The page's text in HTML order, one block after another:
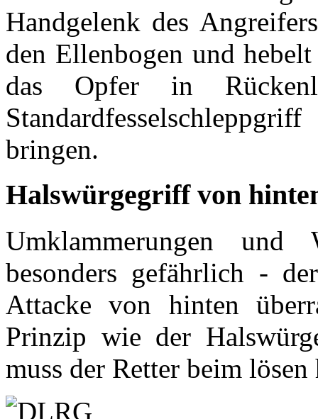
Handgelenk des
den Ellenbogen und
das Opfer in
bringen.
Halswürgegriff von
Umklammerungen
besonders gefährlich -
Attacke von hinten
Prinzip wie der
muss der Retter beim